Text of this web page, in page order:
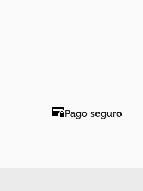
Pago seguro